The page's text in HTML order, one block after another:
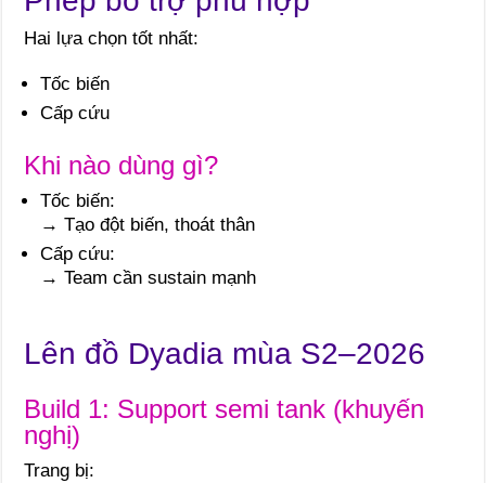
Hai lựa chọn tốt nhất:
Tốc biến
Cấp cứu
Khi nào dùng gì?
Tốc biến:
→ Tạo đột biến, thoát thân
Cấp cứu:
→ Team cần sustain mạnh
Lên đồ Dyadia mùa S2–2026
Build 1: Support semi tank (khuyến
nghị)
Trang bị: